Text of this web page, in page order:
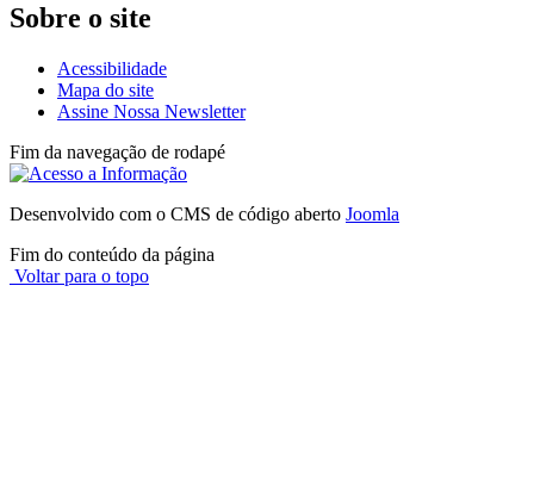
Sobre o site
Acessibilidade
Mapa do site
Assine Nossa Newsletter
Fim da navegação de rodapé
Desenvolvido com o CMS de código aberto Joomla
Fim do conteúdo da página
Voltar para o topo